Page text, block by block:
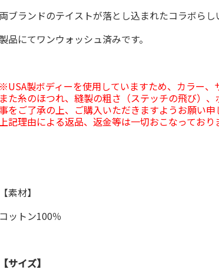
両ブランドのテイストが落とし込まれたコラボらし
製品にてワンウォッシュ済みです。
※USA製ボディーを使用していますため、カラー、
また糸のほつれ、縫製の粗さ（ステッチの飛び）
事をご了承の上、ご購入いただきますようお願い申
上記理由による返品、返金等は一切おこなっており
【素材】
コットン100％
【サイズ】